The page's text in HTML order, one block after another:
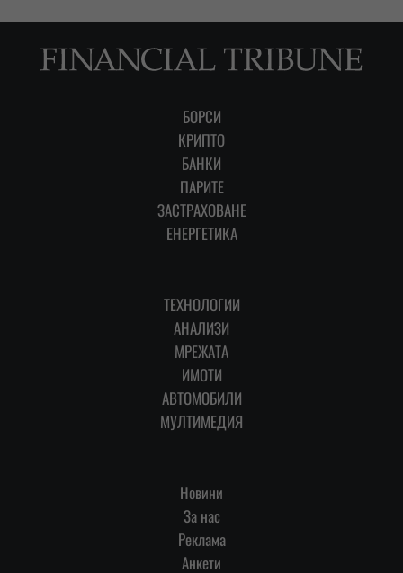
БОРСИ
КРИПТО
БАНКИ
ПАРИТЕ
ЗАСТРАХОВАНЕ
ЕНЕРГЕТИКА
ТЕХНОЛОГИИ
АНАЛИЗИ
МРЕЖАТА
ИМОТИ
АВТОМОБИЛИ
МУЛТИМЕДИЯ
Новини
За нас
Реклама
Анкети